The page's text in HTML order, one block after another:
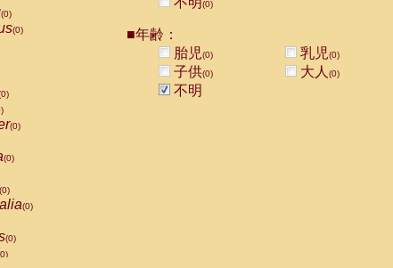
(0)
(0)
(0)
(0)
(0)
(0)
(0)
(0)
■年齢：
胎児(0) 乳児(0)
子供(0) 大人 (0)
不明